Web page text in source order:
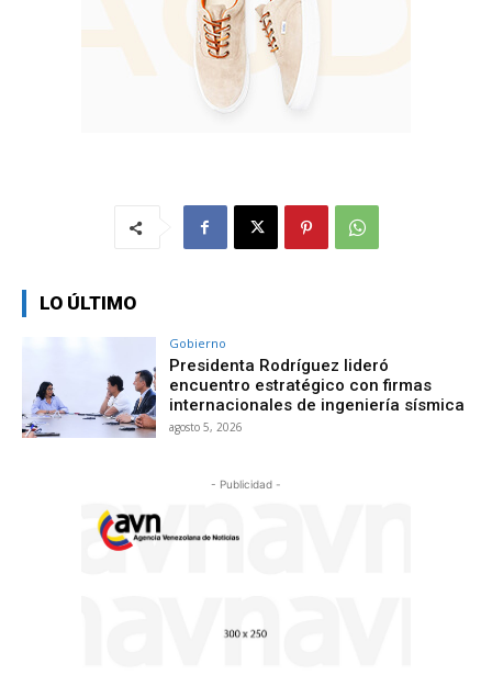
LO ÚLTIMO
Gobierno
Presidenta Rodríguez lideró
encuentro estratégico con firmas
internacionales de ingeniería sísmica
agosto 5, 2026
- Publicidad -